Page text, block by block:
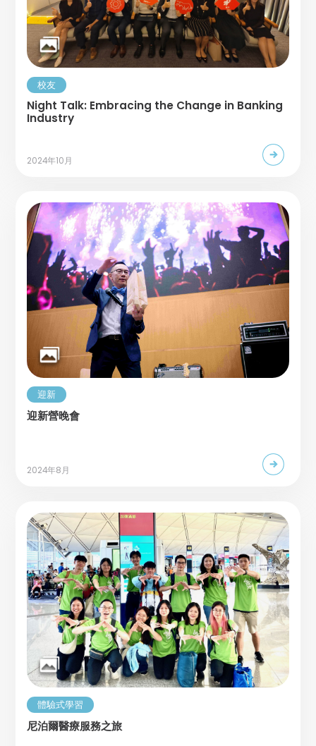
校友
Night Talk: Embracing the Change in Banking
Industry
2024年10月
迎新
迎新營晚會
2024年8月
體驗式學習
尼泊爾醫療服務之旅